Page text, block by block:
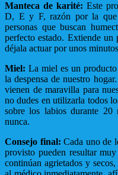
Manteca de karité: Este
D, E y F, razón por la que
personas que buscan
perfecto estado. Extiende un
déjala actuar por unos
Miel: La miel es un
la despensa de nuestro
vienen de maravilla para
no dudes en utilizarla todos
sobre los labios durante 20
nunca.
Consejo final: Cada uno de
provisto pueden resultar
continúan agrietados y